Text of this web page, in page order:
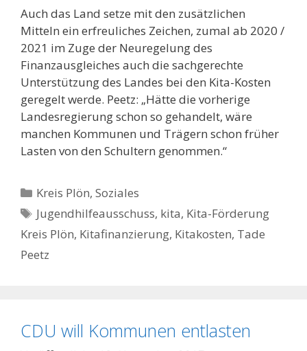
Auch das Land setze mit den zusätzlichen
Mitteln ein erfreuliches Zeichen, zumal ab 2020 /
2021 im Zuge der Neuregelung des
Finanzausgleiches auch die sachgerechte
Unterstützung des Landes bei den Kita-Kosten
geregelt werde. Peetz: „Hätte die vorherige
Landesregierung schon so gehandelt, wäre
manchen Kommunen und Trägern schon früher
Lasten von den Schultern genommen.“
Kategorien
Kreis Plön,Soziales
Schlagwörter
Jugendhilfeausschuss, kita, Kita-Förderung
Kreis Plön, Kitafinanzierung, Kitakosten, Tade
Peetz
CDU will Kommunen entlasten